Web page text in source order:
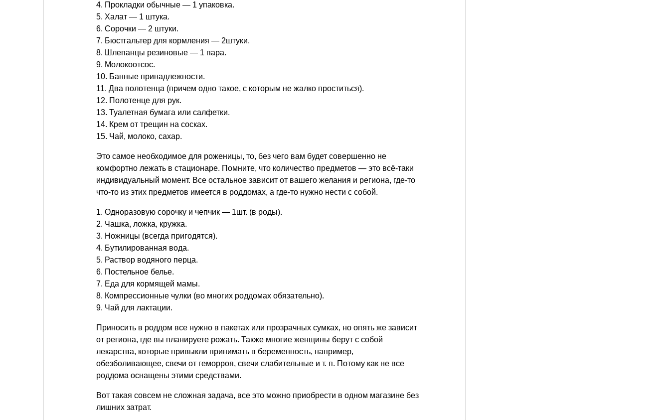
4. Прокладки обычные — 1 упаковка.
5. Халат — 1 штука.
6. Сорочки — 2 штуки.
7. Бюстгальтер для кормления — 2штуки.
8. Шлепанцы резиновые — 1 пара.
9. Молокоотсос.
10. Банные принадлежности.
11. Два полотенца (причем одно такое, с которым не жалко проститься).
12. Полотенце для рук.
13. Туалетная бумага или салфетки.
14. Крем от трещин на сосках.
15. Чай, молоко, сахар.
Это самое необходимое для роженицы, то, без чего вам будет совершенно не
комфортно лежать в стационаре. Помните, что количество предметов — это всё-таки
индивидуальный момент. Все остальное зависит от вашего желания и региона, где-то
что-то из этих предметов имеется в роддомах, а где-то нужно нести с собой.
1. Одноразовую сорочку и чепчик — 1шт. (в роды).
2. Чашка, ложка, кружка.
3. Ножницы (всегда пригодятся).
4. Бутилированная вода.
5. Раствор водяного перца.
6. Постельное белье.
7. Еда для кормящей мамы.
8. Компрессионные чулки (во многих роддомах обязательно).
9. Чай для лактации.
Приносить в роддом все нужно в пакетах или прозрачных сумках, но опять же зависит
от региона, где вы планируете рожать. Также многие женщины берут с собой
лекарства, которые привыкли принимать в беременность, например,
обезболивающее, свечи от геморроя, свечи слабительные и т. п. Потому как не все
роддома оснащены этими средствами.
Вот такая совсем не сложная задача, все это можно приобрести в одном магазине без
лишних затрат.